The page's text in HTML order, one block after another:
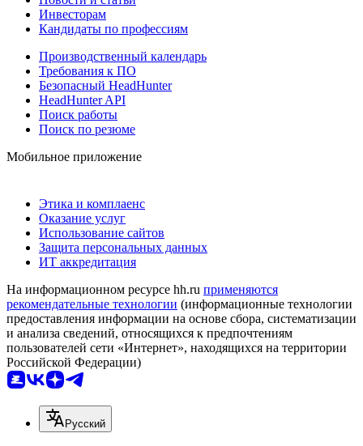
Инвесторам
Кандидаты по профессиям
Производственный календарь
Требования к ПО
Безопасный HeadHunter
HeadHunter API
Поиск работы
Поиск по резюме
Мобильное приложение
Этика и комплаенс
Оказание услуг
Использование сайтов
Защита персональных данных
ИТ аккредитация
На информационном ресурсе hh.ru применяются
рекомендательные технологии (информационные технологии
предоставления информации на основе сбора, систематизации
и анализа сведений, относящихся к предпочтениям
пользователей сети «Интернет», находящихся на территории
Российской Федерации)
Русский